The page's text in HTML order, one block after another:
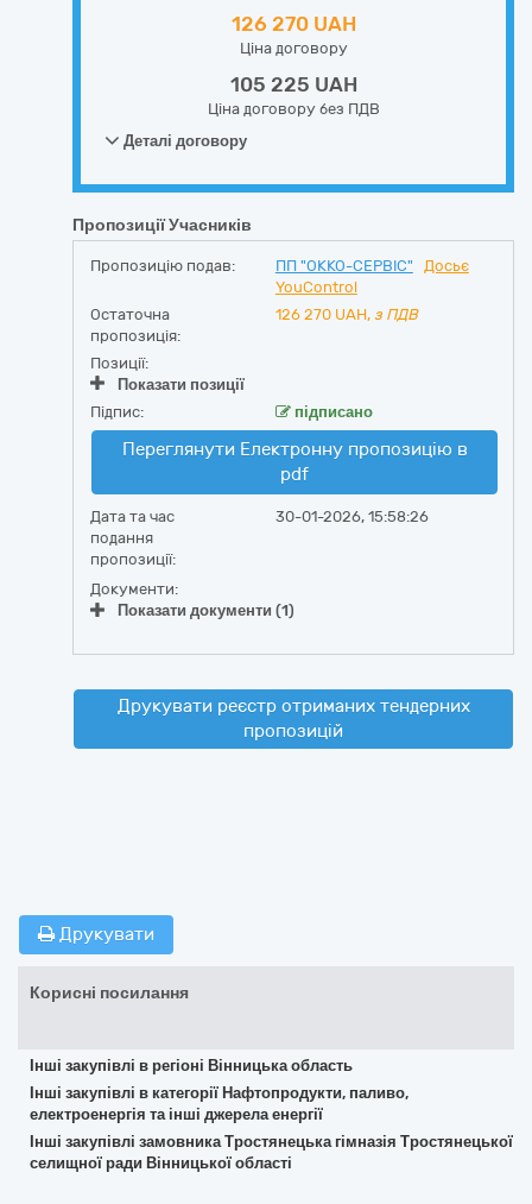
126 270 UAH
Ціна договору
105 225 UAH
Ціна договору без ПДВ
Деталі договору
Пропозиції Учасників
Пропозицію подав: ПП "ОККО-СЕРВІС"
Досьє
YouControl
Остаточна
пропозиція:
126 270 UAH, з ПДВ
Позиції:
Показати позиції
Підпис:
підписано
Переглянути Електронну пропозицію в
pdf
Дата та час
подання
пропозиції:
30-01-2026, 15:58:26
Документи:
Показати документи (1)
Друкувати реєстр отриманих тендерних
пропозицій
Друкувати
Корисні посилання
Інші закупівлі в регіоні Вінницька область
Інші закупівлі в категорії Нафтопродукти, паливо,
електроенергія та інші джерела енергії
Інші закупівлі замовника Тростянецька гімназія Тростянецької
селищної ради Вінницької області